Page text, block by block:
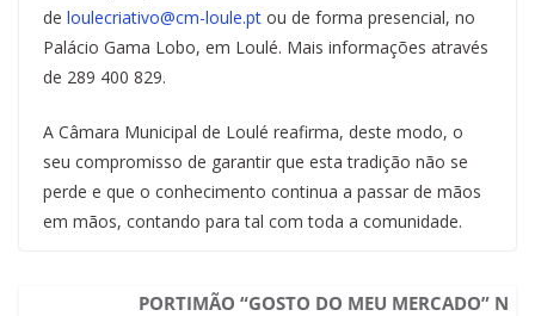
de loulecriativo@cm-loule.pt ou de forma presencial, no
Palácio Gama Lobo, em Loulé. Mais informações através
de 289 400 829.
A Câmara Municipal de Loulé reafirma, deste modo, o
seu compromisso de garantir que esta tradição não se
perde e que o conhecimento continua a passar de mãos
em mãos, contando para tal com toda a comunidade.
PORTIMÃO “GOSTO DO MEU MERCADO” N